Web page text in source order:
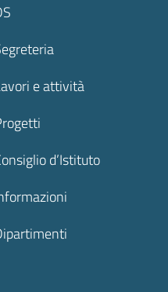
e attività
d’Istituto